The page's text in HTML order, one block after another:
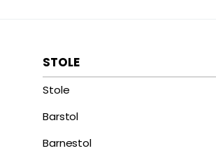
STOLE
Stole
Barstol
Barnestol